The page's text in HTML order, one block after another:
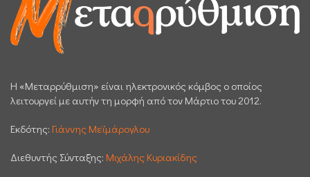
H «Μεταρρύθμιση» είναι ηλεκτρονικός κόμβος ο οποίος
λειτουργεί με αυτήν τη μορφή από τον Μάρτιο του 2012.
Εκδότης: Γιάννης Μεϊμάρογλου
Διεθυντής Σύνταξης: Μιχάλης Κυριακίδης